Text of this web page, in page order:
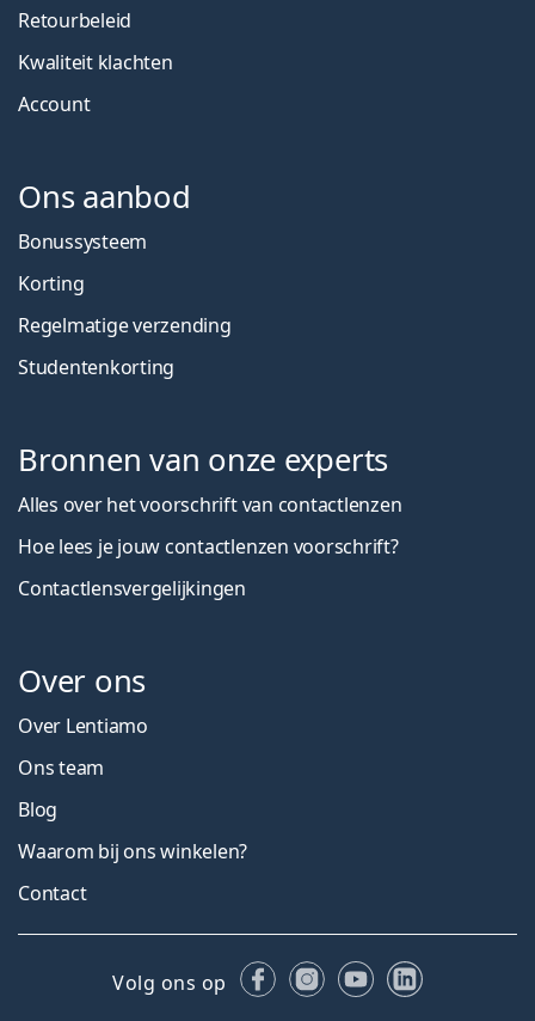
Retourbeleid
Kwaliteit klachten
Account
Ons aanbod
Bonussysteem
Korting
Regelmatige verzending
Studentenkorting
Bronnen van onze experts
Alles over het voorschrift van contactlenzen
Hoe lees je jouw contactlenzen voorschrift?
Contactlensvergelijkingen
Over ons
Over Lentiamo
Ons team
Blog
Waarom bij ons winkelen?
Contact
Volg ons op FacebookInstagram
YouTubeLinkedIn